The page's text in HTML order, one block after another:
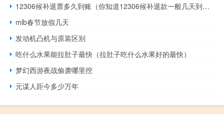
12306候补退票多久到账（你知道12306候补退款一般几天到账呢）
mlb春节放假几天
发动机凸机与原装区别
吃什么水果能拉肚子最快（拉肚子吃什么水果好的最快）
梦幻西游夜战偷袭哪里挖
元谋人距今多少万年